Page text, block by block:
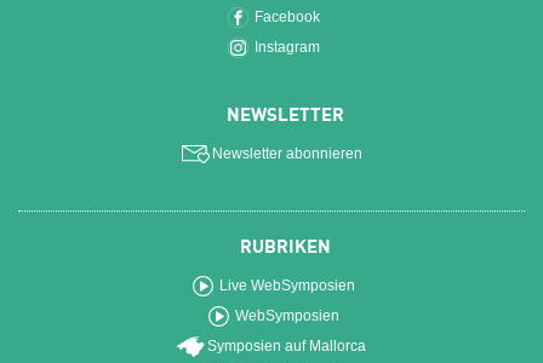
Facebook
Instagram
NEWSLETTER
Newsletter abonnieren
RUBRIKEN
Live WebSymposien
WebSymposien
Symposien auf Mallorca